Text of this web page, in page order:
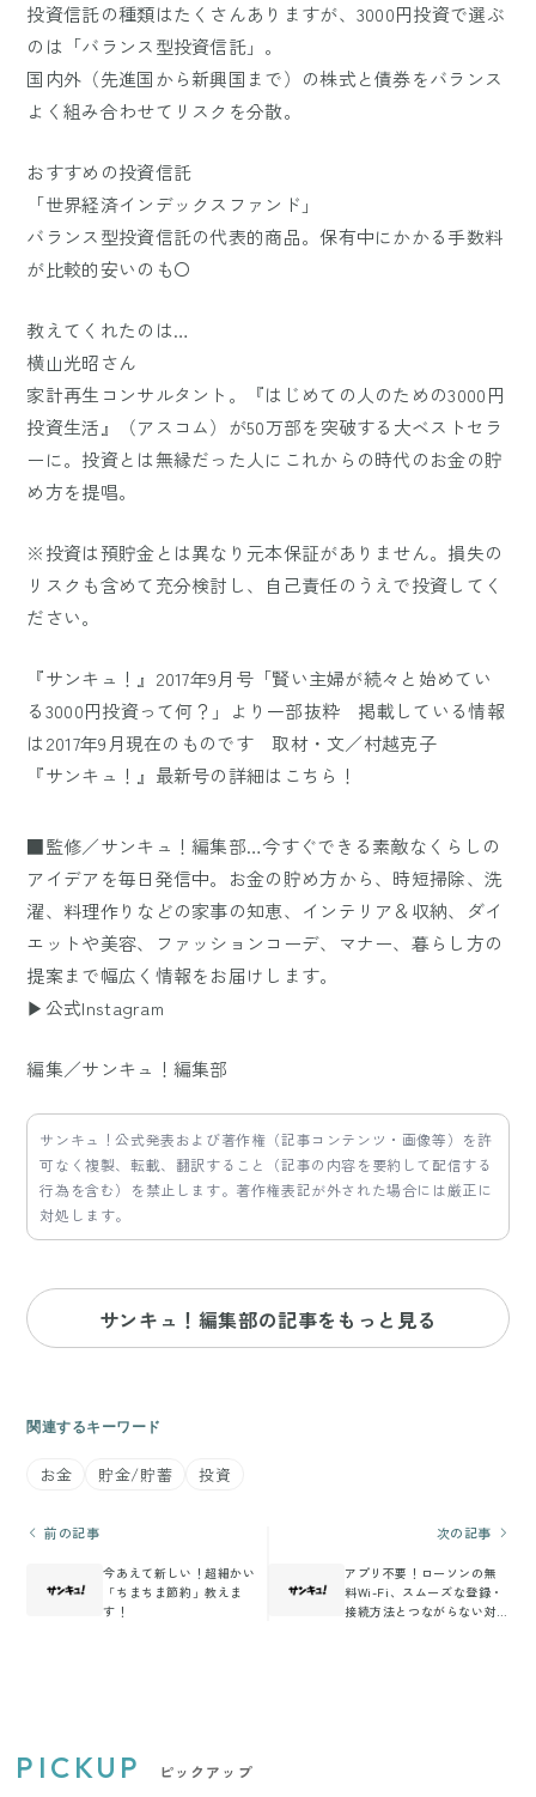
投資信託の種類はたくさんありますが、3000円投資で選ぶ
のは「バランス型投資信託」。
国内外（先進国から新興国まで）の株式と債券をバランス
よく組み合わせてリスクを分散。
おすすめの投資信託
「世界経済インデックスファンド」
バランス型投資信託の代表的商品。保有中にかかる手数料
が比較的安いのも〇
教えてくれたのは…
横山光昭さん
家計再生コンサルタント。『はじめての人のための3000円
投資生活』（アスコム）が50万部を突破する大ベストセラ
ーに。投資とは無縁だった人にこれからの時代のお金の貯
め方を提唱。
※投資は預貯金とは異なり元本保証がありません。損失の
リスクも含めて充分検討し、自己責任のうえで投資してく
ださい。
『サンキュ！』2017年9月号「賢い主婦が続々と始めてい
る3000円投資って何？」より一部抜粋 掲載している情報
は2017年9月現在のものです 取材・文／村越克子
『サンキュ！』最新号の詳細は こちら！
■監修／サンキュ！編集部…今すぐできる素敵なくらしの
アイデアを毎日発信中。お金の貯め方から、時短掃除、洗
濯、料理作りなどの家事の知恵、インテリア＆収納、ダイ
エットや美容、ファッションコーデ、マナー、暮らし方の
提案まで幅広く情報をお届けします。
▶公式Instagram
編集／サンキュ！編集部
サンキュ！公式発表および著作権（記事コンテンツ・画像等）を許
可なく複製、転載、翻訳すること（記事の内容を要約して配信する
行為を含む）を禁止します。著作権表記が外された場合には厳正に
対処します。
サンキュ！編集部の記事をもっと見る
関連するキーワード
お金 貯金/貯蓄 投資
前の記事
今あえて新しい！超細かい
「ちまちま節約」教えま
す！
次の記事
アプリ不要！ローソンの無
料Wi-Fi、スムーズな登録・
接続方法とつながらない対
PICKUP ピックアップ